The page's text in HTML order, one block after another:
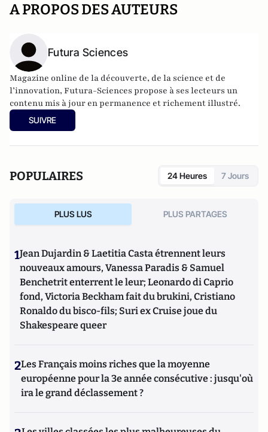
A PROPOS DES AUTEURS
Futura Sciences
Magazine online de la découverte, de la science et de
l’innovation, Futura-Sciences propose à ses lecteurs un
contenu mis à jour en permanence et richement illustré.
SUIVRE
POPULAIRES 24 Heures 7 Jours
PLUS LUS PLUS PARTAGES
1Jean Dujardin & Laetitia Casta étrennent leurs
nouveaux amours, Vanessa Paradis & Samuel
Benchetrit enterrent le leur; Leonardo di Caprio
fond, Victoria Beckham fait du brukini, Cristiano
Ronaldo du bisco-fils; Suri ex Cruise joue du
Shakespeare queer
2Les Français moins riches que la moyenne
européenne pour la 3e année consécutive : jusqu'où
ira le grand déclassement ?